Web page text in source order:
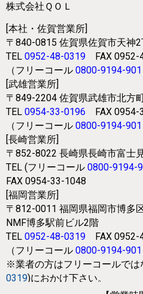
株式会社ＱＯＬ
[本社・佐賀営業所]
〒840-0815 佐賀県佐賀市天神
TEL 0952-48-0319
FAX 0952-
（フリーコール 0800-9194-901
[武雄営業所]
〒849-2204 佐賀県武雄市北方
TEL 0954-33-0196
FAX 0954-
（フリーコール 0800-9194-901
[長崎営業所]
〒852-8022 長崎県長崎市富士
TEL (フリーコール 0800-9194-
FAX 0954-33-1048
[福岡営業所]
〒812-0011 福岡県福岡市博多
NMF博多駅前ビル2階
TEL 0952-48-0319
FAX 0952-
（フリーコール 0800-9194-901
※業者の方はフリーコールでは
0319)におかけ下さい。